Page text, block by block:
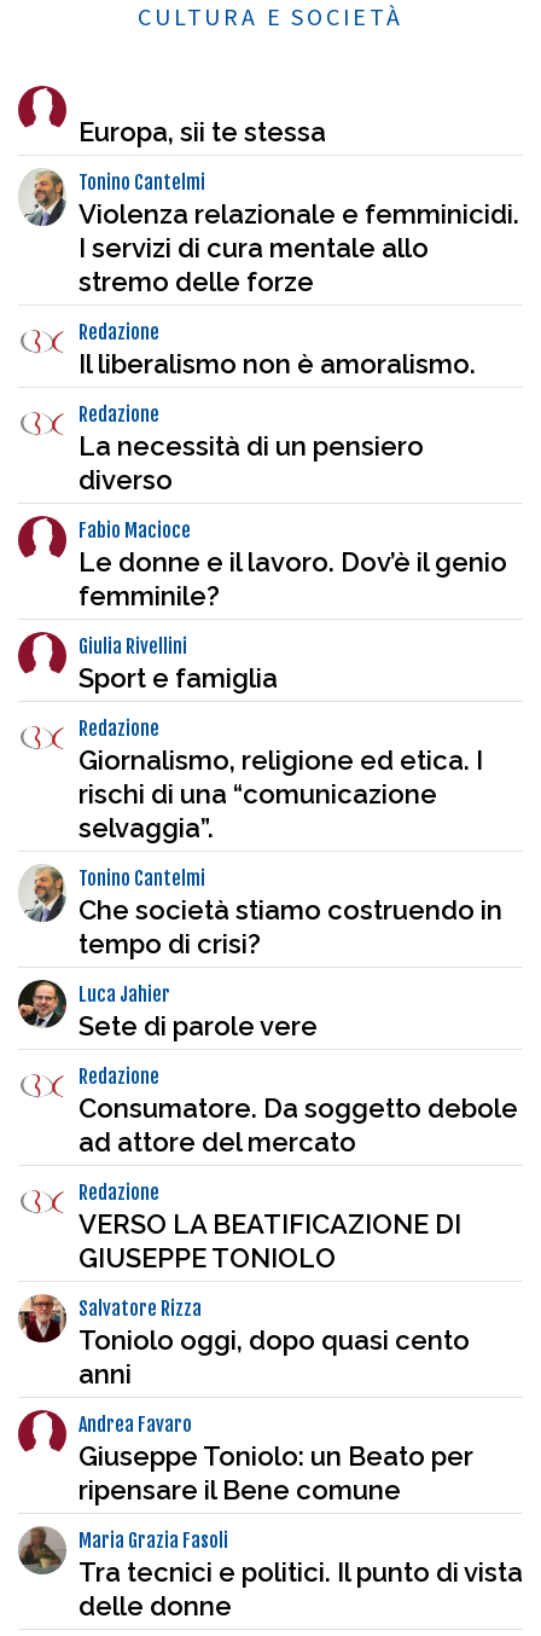
CULTURA E SOCIETÀ
Europa, sii te stessa
Tonino Cantelmi
Violenza relazionale e femminicidi.
I servizi di cura mentale allo
stremo delle forze
Redazione
Il liberalismo non è amoralismo.
Redazione
La necessità di un pensiero
diverso
Fabio Macioce
Le donne e il lavoro. Dov’è il genio
femminile?
Giulia Rivellini
Sport e famiglia
Redazione
Giornalismo, religione ed etica. I
rischi di una “comunicazione
selvaggia”.
Tonino Cantelmi
Che società stiamo costruendo in
tempo di crisi?
Luca Jahier
Sete di parole vere
Redazione
Consumatore. Da soggetto debole
ad attore del mercato
Redazione
VERSO LA BEATIFICAZIONE DI
GIUSEPPE TONIOLO
Salvatore Rizza
Toniolo oggi, dopo quasi cento
anni
Andrea Favaro
Giuseppe Toniolo: un Beato per
ripensare il Bene comune
Maria Grazia Fasoli
Tra tecnici e politici. Il punto di vista
delle donne